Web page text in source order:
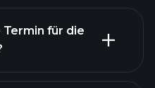
von
Termin für die